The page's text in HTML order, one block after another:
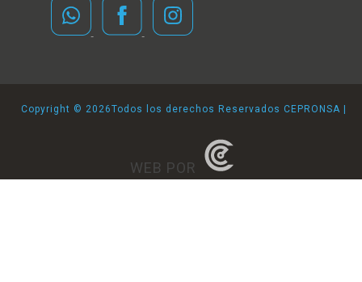
Copyright © 2026Todos los derechos Reservados CEPRONSA |
WEB POR